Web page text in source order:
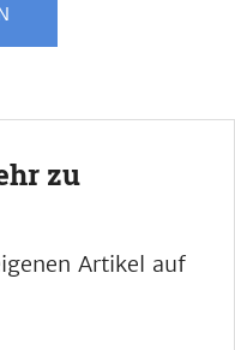
zu
Artikel auf